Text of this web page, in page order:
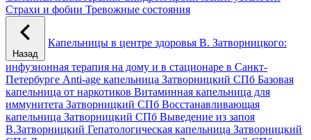
Страхи и фобии Тревожные состояния
Назад
Капельницы в центре здоровья В. Затворницкого:
инфузионная терапия на дому и в стационаре в Санкт-
Петербурге Anti-age капельница Затворницкий СПб Базовая
капельница от наркотиков Витаминная капельница для
иммунитета Затворницкий СПб Восстанавливающая
капельница Затворницкий СПб Выведение из запоя
В.Затворницкий Гепатологическая капельница Затворницкий